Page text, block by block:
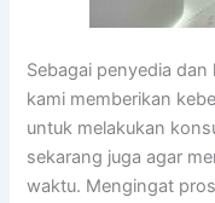
Sebagai penyedia
kami memberikan
untuk melakukan
sekarang juga agar
waktu. Mengingat